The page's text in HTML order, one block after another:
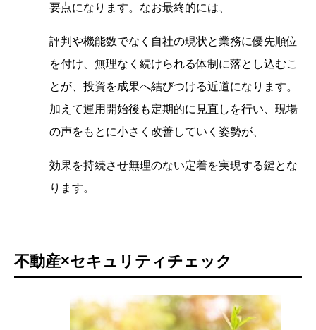
要点になります。なお最終的には、
評判や機能数でなく自社の現状と業務に優先順位
を付け、無理なく続けられる体制に落とし込むこ
とが、投資を成果へ結びつける近道になります。
加えて運用開始後も定期的に見直しを行い、現場
の声をもとに小さく改善していく姿勢が、
効果を持続させ無理のない定着を実現する鍵とな
ります。
不動産×セキュリティチェック